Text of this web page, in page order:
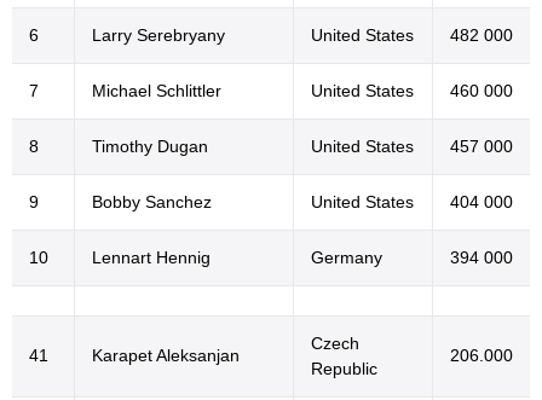
6 Larry Serebryany United States 482 000
7 Michael Schlittler United States 460 000
8 Timothy Dugan United States 457 000
9 Bobby Sanchez United States 404 000
10 Lennart Hennig Germany 394 000
41 Karapet Aleksanjan
Czech
Republic
206.000